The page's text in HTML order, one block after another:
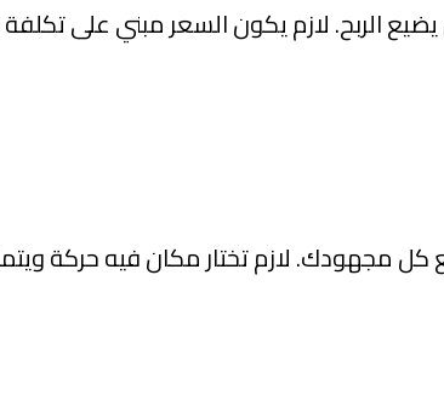
يضيع الربح. لازم يكون السعر مبني على
كل مجهودك. لازم تختار مكان فيه حركة